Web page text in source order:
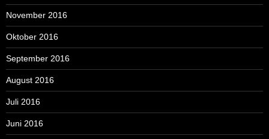
November 2016
Oktober 2016
September 2016
August 2016
Juli 2016
Juni 2016